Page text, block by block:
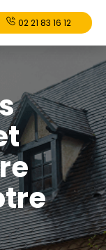
02 21 83 16 12